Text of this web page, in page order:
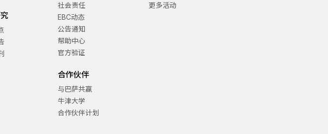
社会责任
EBC动态
公告通知
帮助中心
官方验证
合作伙伴
与巴萨共赢
牛津大学
合作伙伴计划
更多活动